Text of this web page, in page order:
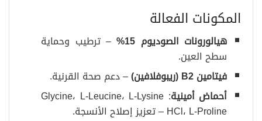
المكونات الفعالة
هيالورونات الصوديوم 15 %– ترطيب وحماية
سطح العين.
فيتامين
ريبوفلافين)– دعم صحة القرنية.
أحماض أمينية : Glycine، L-Leucine، L-Lysine
HCl، L-Proline – تعزيز إصلاح الأنسجة.